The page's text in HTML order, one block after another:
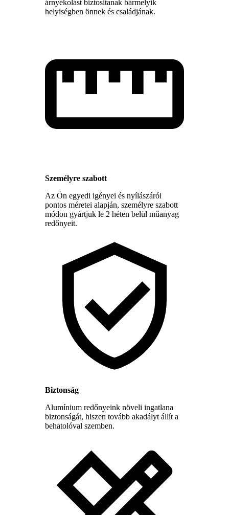
árnyékolást biztosítanak bármelyik
helyiségben önnek és családjának.
Személyre szabott
Az Ön egyedi igényei és nyílászárói
pontos méretei alapján, személyre szabott
módon gyártjuk le 2 héten belül műanyag
redőnyeit.
Biztonság
Alumínium redőnyeink növeli ingatlana
biztonságát, hiszen tovább akadályt állít a
behatolóval szemben.